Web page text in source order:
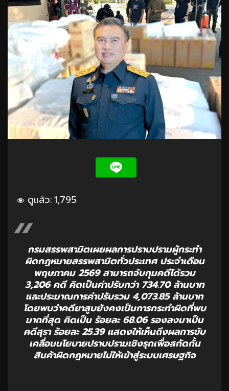
ดูแล้ว:1,795
กรมสรรพสามิตเผยผลการปราบปรามผู้กระทำ
ผิดกฎหมายสรรพสามิตทั่วประเทศ ประจำเดือน
พฤษภาคม 2569 สามารถจับกุมคดีได้รวม
3,206 คดี คิดเป็นค่าปรับกว่า 734.70 ล้านบาท
และประมาณการค่าปรับรวม 4,073.85 ล้านบาท
โดยพบว่าคดียาสูบยังคงเป็นการกระทำผิดที่พบ
มากที่สุด คิดเป็น ร้อยละ 68.06 รองลงมาเป็น
คดีสุรา ร้อยละ 25.39 แสดงให้เห็นถึงผลการขับ
เคลื่อนนโยบายปราบปรามเชิงรุกเพื่อสกัดกั้น
สินค้าผิดกฎหมายไม่ให้เข้าสู่ระบบเศรษฐกิจ